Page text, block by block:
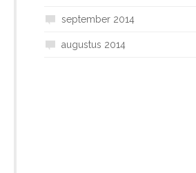
september 2014
augustus 2014